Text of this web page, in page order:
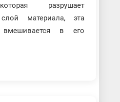
разрушает
материала, эта
вмешивается в его